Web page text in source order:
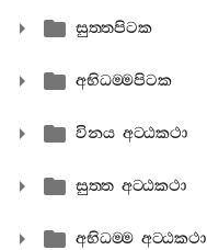
සුත‍්තපිටක
අභිධම‍්මපිටක
විනය අට‍්ඨකථා
සුත‍්ත අට‍්ඨකථා
අභිධම‍්ම අට‍්ඨකථා